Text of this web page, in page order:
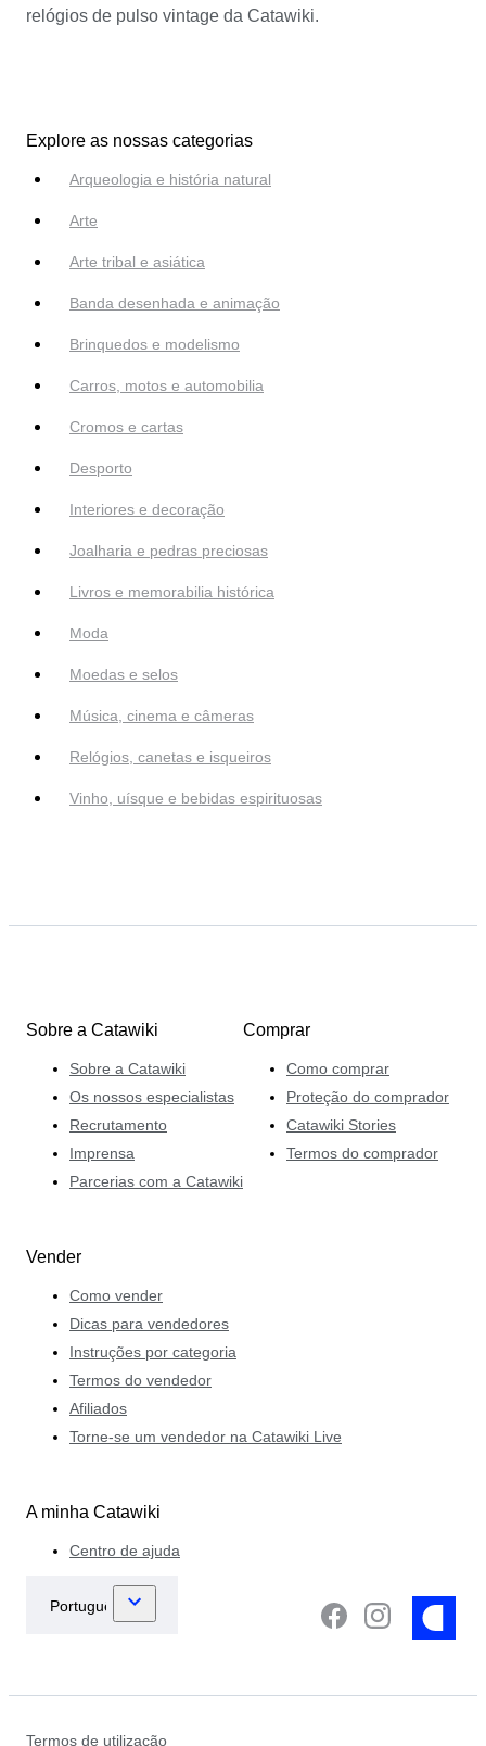
relógios de pulso vintage da Catawiki.
Explore as nossas categorias
Arqueologia e história natural
Arte
Arte tribal e asiática
Banda desenhada e animação
Brinquedos e modelismo
Carros, motos e automobilia
Cromos e cartas
Desporto
Interiores e decoração
Joalharia e pedras preciosas
Livros e memorabilia histórica
Moda
Moedas e selos
Música, cinema e câmeras
Relógios, canetas e isqueiros
Vinho, uísque e bebidas espirituosas
Sobre a Catawiki
Sobre a Catawiki
Os nossos especialistas
Recrutamento
Imprensa
Parcerias com a Catawiki
Comprar
Como comprar
Proteção do comprador
Catawiki Stories
Termos do comprador
Vender
Como vender
Dicas para vendedores
Instruções por categoria
Termos do vendedor
Afiliados
Torne-se um vendedor na Catawiki Live
A minha Catawiki
Centro de ajuda
Termos de utilização